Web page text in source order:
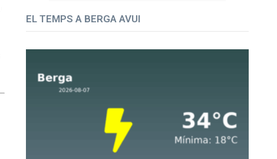
EL TEMPS A BERGA AVUI